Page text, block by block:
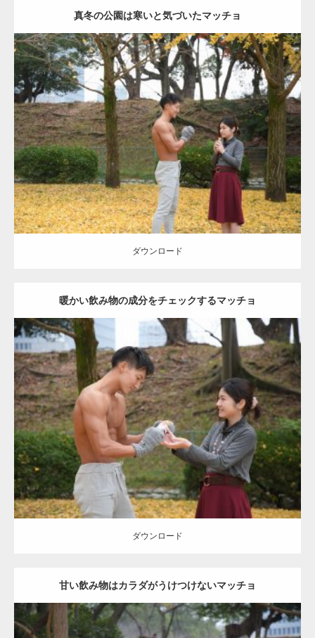
真冬の公園は寒いと気づいたマッチョ
Update: 2021.07.8
Category:公園のマッチョ その他 AKIHITO(細マッチョ) 上腕三頭筋
肩
ダウンロード
ダウンロード
暖かい飲み物の成分をチェックするマッチョ
Update:2021.07.8
Category:公園のマッチョ その他 AKIHITO(細マッチョ) 上腕三頭筋
肩
ダウンロード
ダウンロード
甘い飲み物はカラダがうけつけないマッチョ